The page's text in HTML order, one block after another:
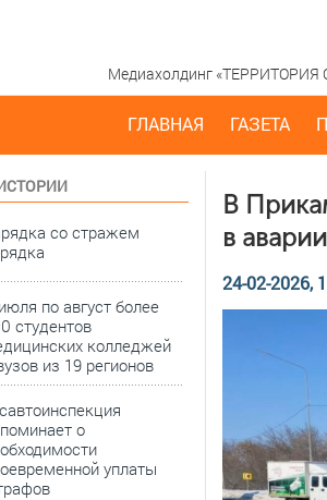
Медиахолдинг «ТЕРРИТОРИЯ
ГЛАВНАЯ ГАЗЕТА
со стражем
по август более
студентов
колледжей
из 19 регионов
о
уплаты
В
в аварии
24-02-2026,